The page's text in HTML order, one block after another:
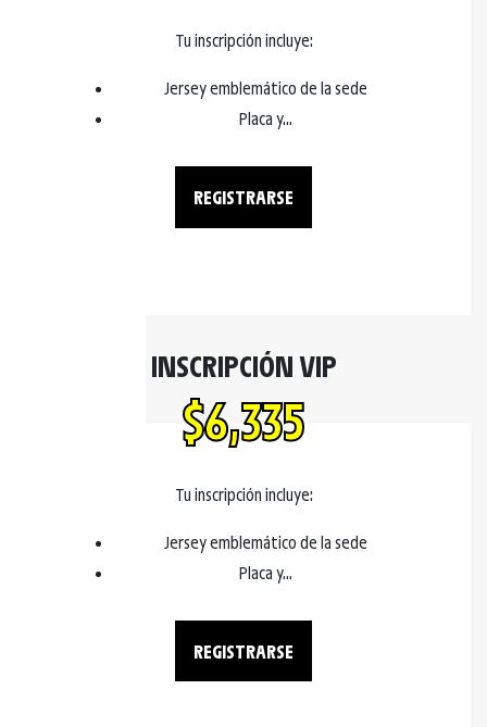
Tu inscripción incluye:
Jersey emblemático de la sede
Placa y...
REGISTRARSE
INSCRIPCIÓN VIP
$6,335
Tu inscripción incluye:
Jersey emblemático de la sede
Placa y...
REGISTRARSE